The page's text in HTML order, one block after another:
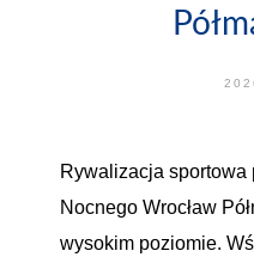
Rywalizacja sportowa
Nocnego Wrocław
wysokim poziomie.